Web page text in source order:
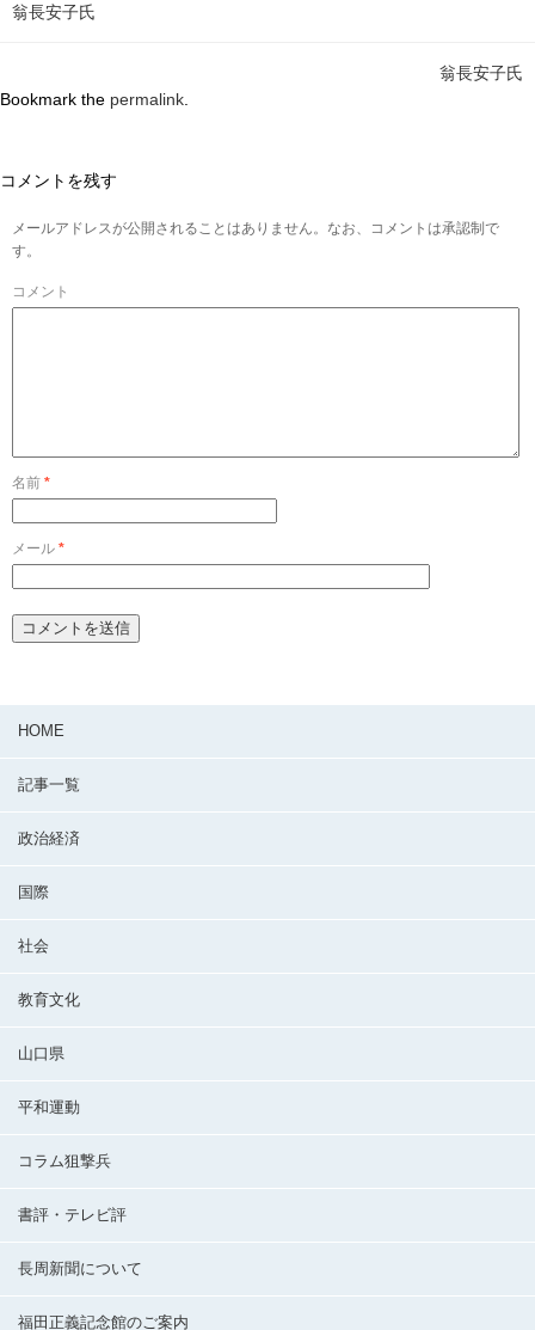
翁長安子氏
翁長安子氏
Bookmark the permalink
コメントを残す
メールアドレスが公開されることはありません。なお、コメントは承認制で
す。
コメント
名前 *
メール *
HOME
記事一覧
政治経済
国際
社会
教育文化
山口県
平和運動
コラム狙撃兵
書評・テレビ評
長周新聞について
福田正義記念館のご案内